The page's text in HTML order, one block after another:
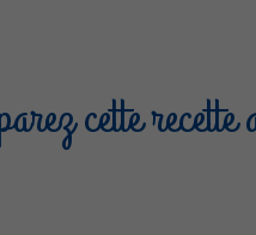
cette recette